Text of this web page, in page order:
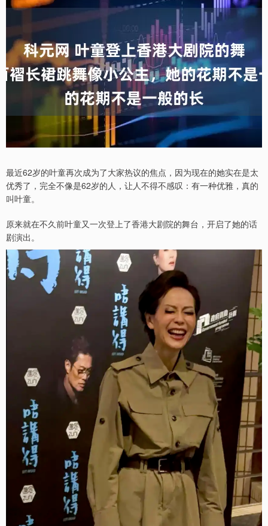
最近62岁的叶童再次成为了大家热议的焦点，因为现在的她实在是太
优秀了，完全不像是62岁的人，让人不得不感叹：有一种优雅，真的
叫叶童。
原来就在不久前叶童又一次登上了香港大剧院的舞台，开启了她的话
剧演出。